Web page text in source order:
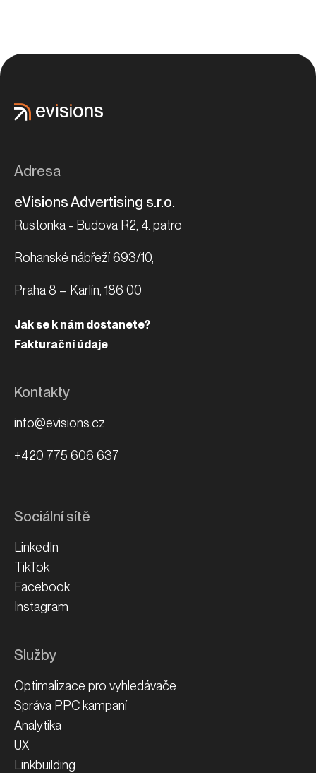
Adresa
eVisions Advertising s.r.o.
Rustonka - Budova R2, 4. patro
Rohanské nábřeží 693/10,
Praha 8 – Karlín, 186 00
Jak se k nám dostanete?
Fakturační údaje
Kontakty
info@evisions.cz
+420 775 606 637
Sociální sítě
LinkedIn
TikTok
Facebook
Instagram
Služby
Optimalizace pro vyhledávače
Správa PPC kampaní
Analytika
UX
Linkbuilding